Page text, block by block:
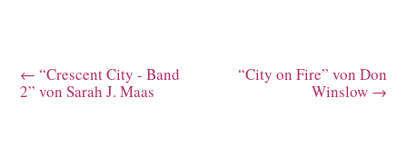
←“Crescent City - Band
2” von Sarah J. Maas
“City on Fire” von Don
Winslow→